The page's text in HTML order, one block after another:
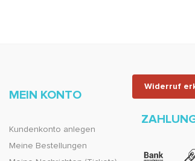
Widerruf
MEIN KONTO
Kundenkonto anlegen
Meine Bestellungen